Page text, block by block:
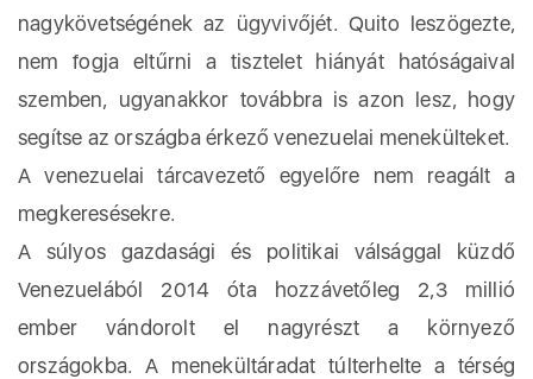
nagykövetségének az ügyvivőjét. Quito leszögezte,
nem fogja eltűrni a tisztelet hiányát hatóságaival
szemben, ugyanakkor továbbra is azon lesz, hogy
segítse az országba érkező venezuelai menekülteket.
A venezuelai tárcavezető egyelőre nem reagált a
megkeresésekre.
A súlyos gazdasági és politikai válsággal küzdő
Venezuelából 2014 óta hozzávetőleg 2,3 millió
ember vándorolt el nagyrészt a környező
országokba. A menekültáradat túlterhelte a térség